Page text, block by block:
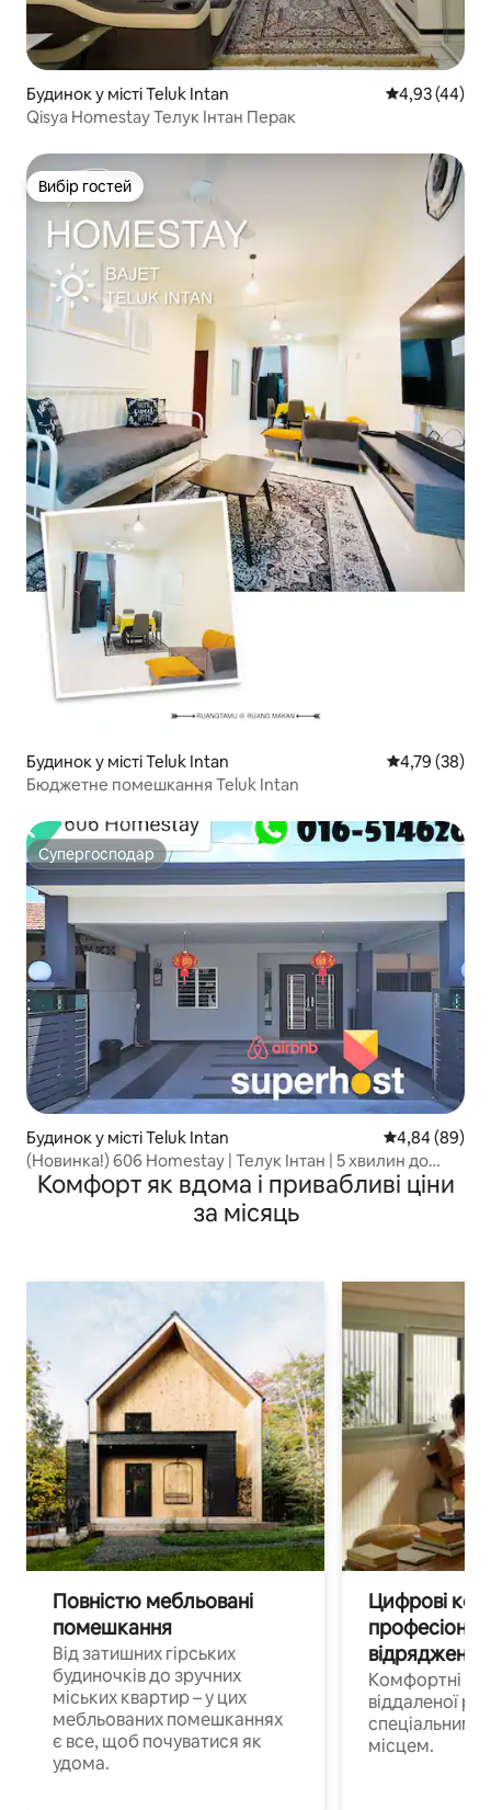
Будинок у місті Teluk Intan Середня
4,93 (44)
Qisya Homestay Телук Інтан Перак
Вибір гостей
Вибір гостей
Будинок у місті Teluk Intan Середня
4,79 (38)
Бюджетне помешкання Teluk Intan
Супергосподар
Супергосподар
Будинок у місті Teluk Intan Середня
4,84 (89)
(Новинка!) 606 Homestay | Телук Інтан | 5 хвилин до
міста
Комфорт як вдома і привабливі ціни
за місяць
Повністю мебльовані
помешкання
Від затишних гірських
будиночків до зручних
міських квартир – у цих
мебльованих помешканнях
є все, щоб почуватися як
удома.
Цифрові
Комфортні
віддаленої
спеціальним
місцем.